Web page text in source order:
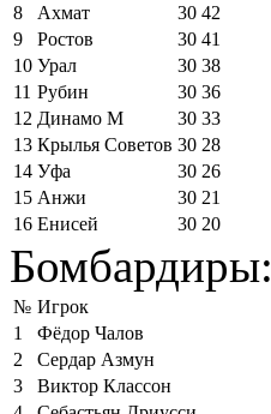
8
Ахмат 30 42
9
Ростов 30 41
10 Урал 30 38
11 Рубин 30 36
12 Динамо М 30 33
13 Крылья Советов 30 28
14 Уфа 30 26
15 Анжи 30 21
16 Енисей 30 20
Бомбардиры:
№ Игрок
1
Фёдор Чалов
2
Сердар Азмун
3
Виктор Классон